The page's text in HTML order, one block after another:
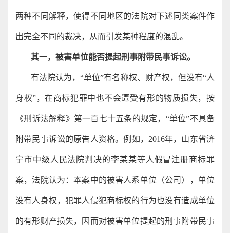
两种不同解释，使得不同地区的法院对下述同类案件作
出完全不同的裁决，从而引发某种程度的混乱。
其一，被害单位能否提起刑事附带民事诉讼。
有法院认为，“单位”有名称权、财产权，但没有“人
身权”，在商标犯罪中也不会遭受有形的物质损失，按
《刑诉法解释》第一百七十五条的规定，“单位”不具备
附带民事诉讼的原告人资格。例如，2016年，山东省济
宁市中级人民法院判决的李某某等人假冒注册商标罪
案，法院认为：本案中的被害人系单位（公司），单位
没有人身权，犯罪人侵犯商标权的行为也没有造成单位
的有形财产损失，因而对被害单位提起的刑事附带民事